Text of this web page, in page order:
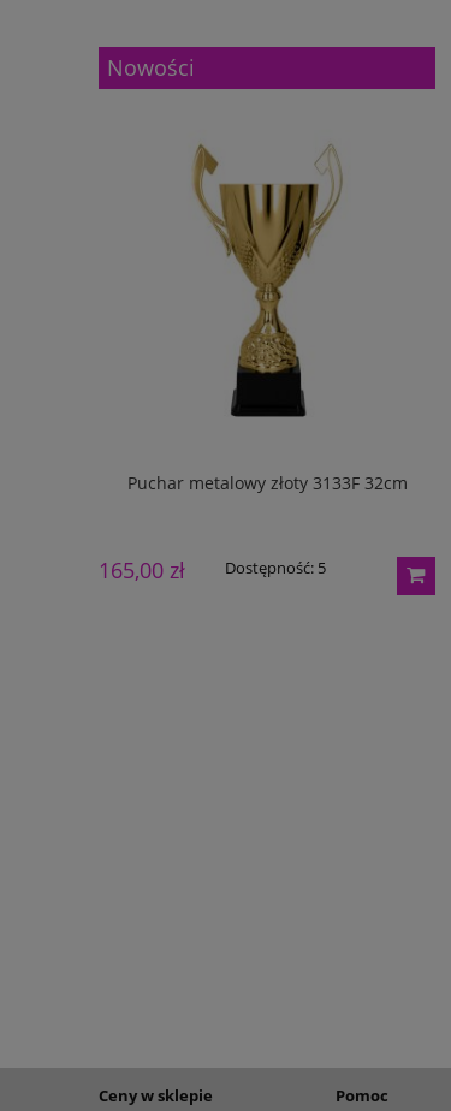
Nowości
Puchar metalowy złoty 3133F 32cm
165,00 zł Dostępność: 5
Ceny w sklepie Pomoc